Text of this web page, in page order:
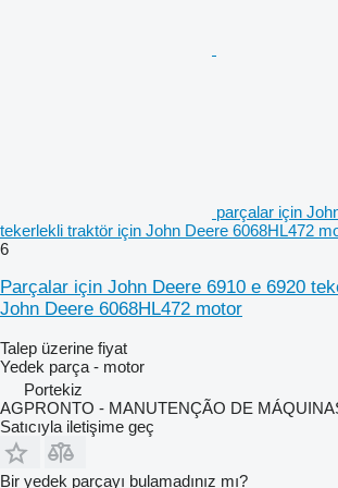
parçalar için
tekerlekli traktör için John Deere 6068HL472
6
Parçalar için John Deere 6910 e 6920
John Deere 6068HL472 motor
Talep üzerine fiyat
Yedek parça - motor
Portekiz
AGPRONTO - MANUTENÇÃO DE
Satıcıyla iletişime geç
Bir yedek parçayı bulamadınız mı?